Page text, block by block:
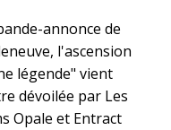
annonce de
l'ascension
légende" vient
dévoilée par Les
Opale et Entract